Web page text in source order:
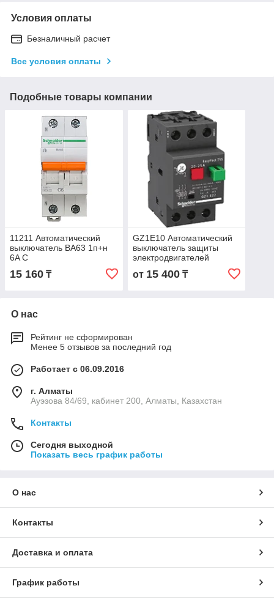
Условия оплаты
Безналичный расчет
Все условия оплаты
Подобные товары компании
11211 Автоматический
выключатель ВА63 1п+н
6A C
15 160 ₸
GZ1E10 Автоматический
выключатель защиты
электродвигателей
мощностью до 2.2кВт, на
токи 4 - 6.3А
от 15 400₸
О нас
Рейтинг не сформирован
Менее 5 отзывов за последний год
Работает с 06.09.2016
г. Алматы
Ауэзова 84/69, кабинет 200, Алматы, Казахстан
Контакты
Сегодня выходной
Показать весь график работы
О нас
Контакты
Доставка и оплата
График работы